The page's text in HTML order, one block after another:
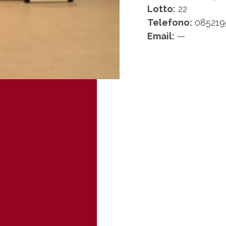
Lotto: 22
Telefono:
Email: —